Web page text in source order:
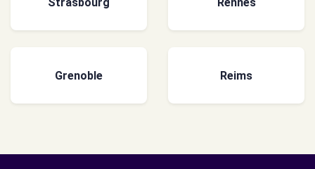
Grenoble Reims